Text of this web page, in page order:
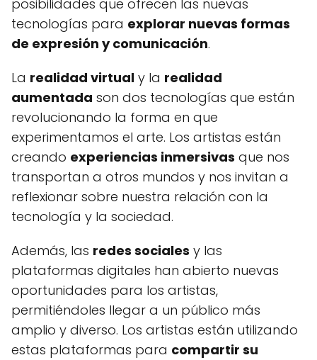
posibilidades que ofrecen las nuevas
tecnologías para explorar nuevas formas
de expresión y comunicación.
La realidad virtual y la realidad
aumentada son dos tecnologías que están
revolucionando la forma en que
experimentamos el arte. Los artistas están
creando experiencias inmersivas que nos
transportan a otros mundos y nos invitan a
reflexionar sobre nuestra relación con la
tecnología y la sociedad.
Además, las redes sociales y las
plataformas digitales han abierto nuevas
oportunidades para los artistas,
permitiéndoles llegar a un público más
amplio y diverso. Los artistas están utilizando
estas plataformas para compartir su